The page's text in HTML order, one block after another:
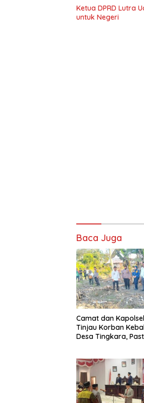
Ketua DPRD Lutra
untuk Negeri
Baca Juga
Camat dan
Tinjau Korban
Desa Tingkara,